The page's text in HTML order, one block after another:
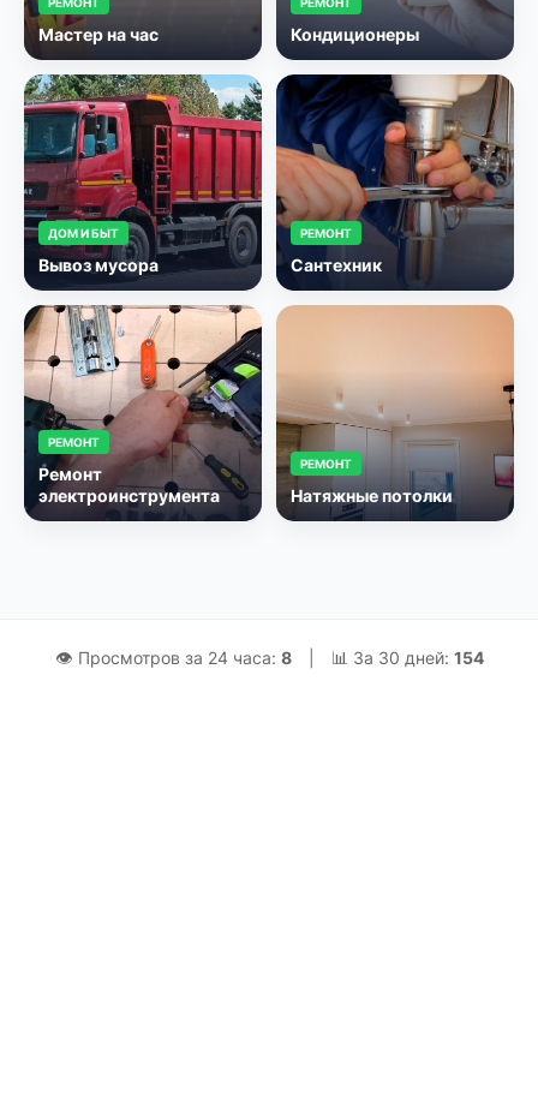
Мастер на час Кондиционеры
ДОМ И БЫТ
Вывоз мусора
РЕМОНТ
Сантехник
РЕМОНТ
Ремонт
электроинструмента
РЕМОНТ
Натяжные потолки
👁 Просмотров за 24 часа: 8 📊 За 30 дней: 154